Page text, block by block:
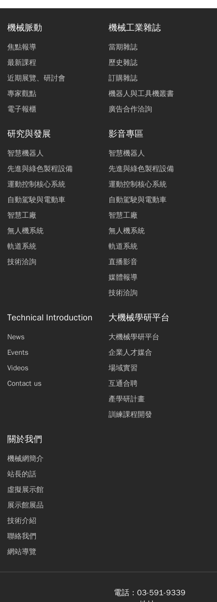
機械脈動
焦點報導
最新課程
近期展覽、研討會
專家觀點
電子報櫃
機械工業雜誌
當期雜誌
歷史雜誌
訂購雜誌
機器人與工具機叢書
廣告合作洽詢
研究與發展
智慧機器人
先進與綠色製程設備
運動控制核心系統
自動駕駛與電動車
智慧工廠
無人機系統
軌道系統
技術洽詢
影音專區
智慧機器人
先進與綠色製程設備
運動控制核心系統
自動駕駛與電動車
智慧工廠
無人機系統
軌道系統
直播影音
媒體報導
技術洽詢
Technical Introduction
News
Events
Videos
Contact us
大機械學研平台
大機械學研平台
企業人才媒合
場域實習
互通合聘
產學研計畫
訓練課程開發
關於我們
機械網簡介
站長的話
虛擬展示館
展示館展品
技術介紹
聯絡我們
網站導覽
電話： 03-591-9339